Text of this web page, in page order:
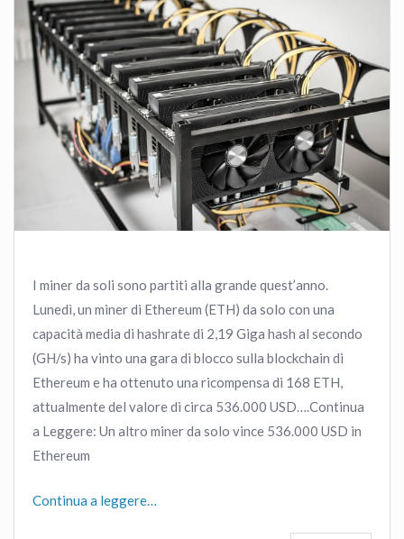
I miner da soli sono partiti alla grande quest’anno.
Lunedì, un miner di Ethereum (ETH) da solo con una
capacità media di hashrate di 2,19 Giga hash al secondo
(GH/s) ha vinto una gara di blocco sulla blockchain di
Ethereum e ha ottenuto una ricompensa di 168 ETH,
attualmente del valore di circa 536.000 USD….Continua
a Leggere: Un altro miner da solo vince 536.000 USD in
Ethereum
Continua a leggere…